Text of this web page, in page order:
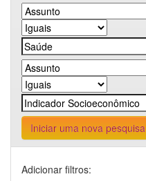
Iniciar uma nova pesquisa
Adicionar filtros: